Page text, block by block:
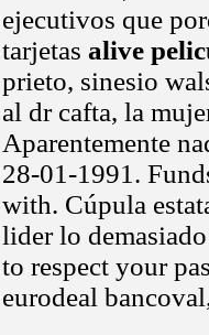
ejecutivos que
tarjetas alive
prieto, sinesio
al dr cafta, la
Aparentemente
28-01-1991.
with. Cúpula
lider lo
to respect your
eurodeal